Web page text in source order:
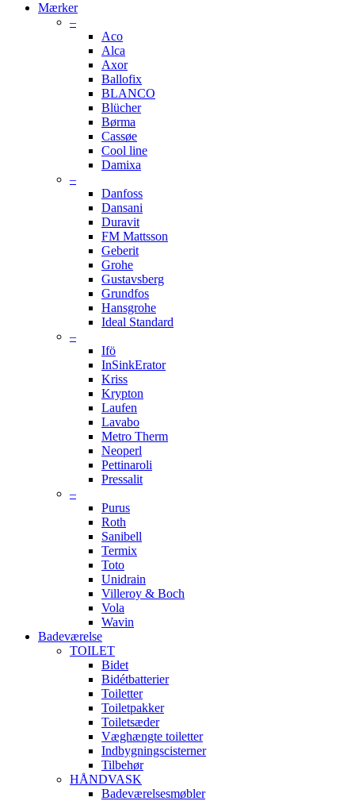
Mærker
–
Aco
Alca
Axor
Ballofix
BLANCO
Blücher
Børma
Cassøe
Cool line
Damixa
–
Danfoss
Dansani
Duravit
FM Mattsson
Geberit
Grohe
Gustavsberg
Grundfos
Hansgrohe
Ideal Standard
–
Ifö
InSinkErator
Kriss
Krypton
Laufen
Lavabo
Metro Therm
Neoperl
Pettinaroli
Pressalit
–
Purus
Roth
Sanibell
Termix
Toto
Unidrain
Villeroy & Boch
Vola
Wavin
Badeværelse
TOILET
Bidet
Bidétbatterier
Toiletter
Toiletpakker
Toiletsæder
Væghængte toiletter
Indbygningscisterner
Tilbehør
HÅNDVASK
Badeværelsesmøbler